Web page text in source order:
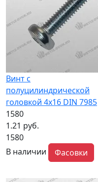
Винт с
полуцилиндрической
головкой 4x16 DIN 7985
1580
1.21 руб.
1580
В наличии
Фасовки